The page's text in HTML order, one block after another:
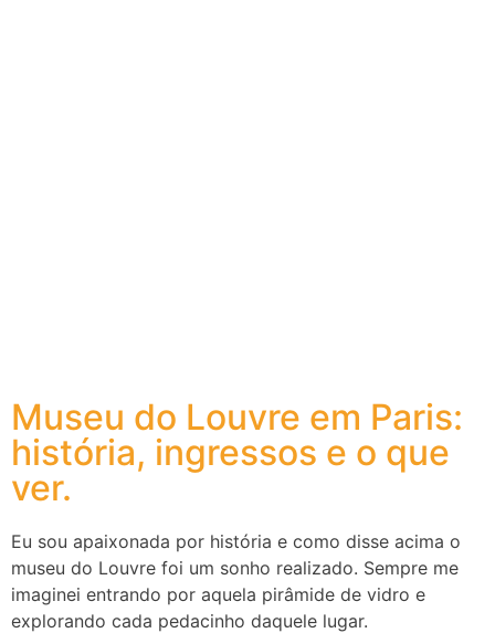
Museu do Louvre em Paris:
história, ingressos e o que
ver.
Eu sou apaixonada por história e como disse acima o
museu do Louvre foi um sonho realizado. Sempre me
imaginei entrando por aquela pirâmide de vidro e
explorando cada pedacinho daquele lugar.